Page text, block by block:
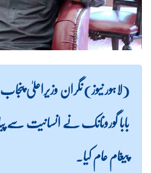
(لاہور نیوز) نگران وزیراعلیٰ
بابا گورونانک نے انسانیت سے
پیغام عام کیا۔